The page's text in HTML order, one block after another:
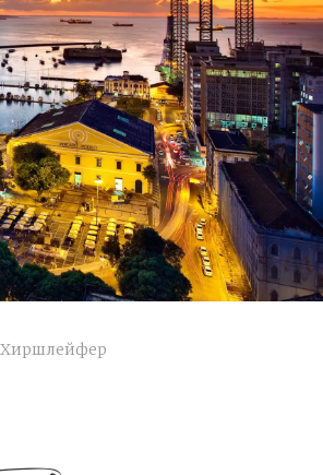
Хиршлейфер